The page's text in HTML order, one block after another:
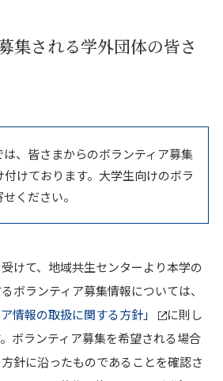
集される学外団体の皆さ
、皆さまからのボランティア募集
けております。大学生向けのボラ
ください。
けて、地域共生センターより本学の
ボランティア募集情報については、
情報の取扱に関する方針」
に則し
ボランティア募集を希望される場合
針に沿ったものであることを確認さ